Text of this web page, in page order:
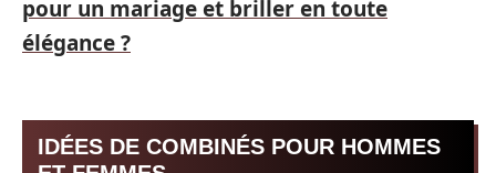
pour un mariage et briller en toute
élégance ?
IDÉES DE COMBINÉS POUR HOMMES